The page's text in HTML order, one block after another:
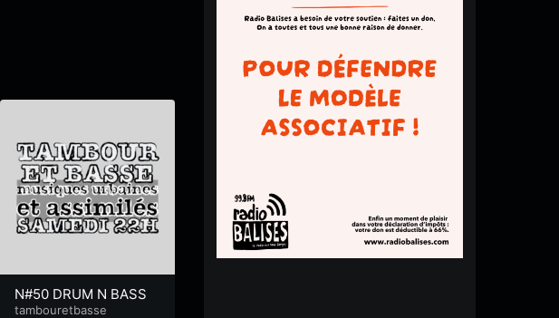
N#50 DRUM N BASS
tambouretbasse